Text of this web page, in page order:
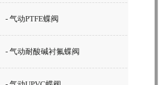
- 气动PTFE蝶阀
- 气动耐酸碱衬氟蝶阀